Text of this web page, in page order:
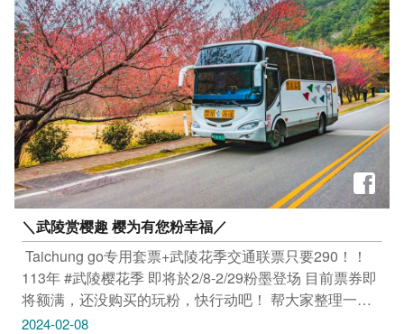
台中FB、IG、微博及台中观光旅游网上曝光喔！
#taichungtravels #travel #scenery #Landscape #taiwan
#taichung #discovertaichung #여행 #풍경 #観光 #旅行 #
风景 #台中 #大玩台中 #台中景点 #打卡景点 #台中风景 #
紫云岩 #铁砧山 #高美湿地 #万里长城步道 #国家歌剧院
#国立自然科学博物馆 #国立公共资讯图书馆总馆 #国立
台湾美术馆
＼武陵赏樱趣 樱为有您粉幸福／
​ Taichung go专用套票+武陵花季交通联票只要290！！ ​
113年 #武陵樱花季 即将於2/8-2/29粉墨登场 目前票券即
将额满，还没购买的玩粉，快行动吧！ 帮大家整理一下
套票及联票的资讯 ​ Taichung go专用套票+武陵花季交通
2024-02-08